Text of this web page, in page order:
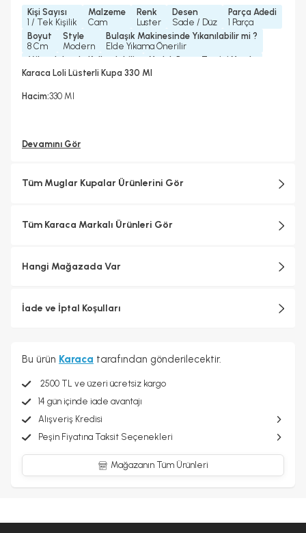
Kişi Sayısı
1 / Tek Kişilik
Malzeme
Cam
Renk
Luster
Desen
Sade / Düz
Parça Adedi
1 Parça
Boyut
8 Cm
Style
Modern
Bulaşık Makinesinde Yıkanılabilir mi ?
Elde Yıkama Önerilir
Mikrodalgada Kullanılabilir
Hayır
Yedek Parça Temini Yapılır
Hayır
Standart
Karaca Loli Lüsterli Kupa 330 Ml
Hacim:330 Ml
Devamını Gör
Tüm Muglar Kupalar Ürünlerini Gör
Tüm Karaca Markalı Ürünleri Gör
Hangi Mağazada Var
İade ve İptal Koşulları
Bu ürün Karaca tarafından gönderilecektir.
2500 TL ve üzeri ücretsiz kargo
14 gün içinde iade avantajı
Alışveriş Kredisi
Peşin Fiyatına Taksit Seçenekleri
Mağazanın Tüm Ürünleri